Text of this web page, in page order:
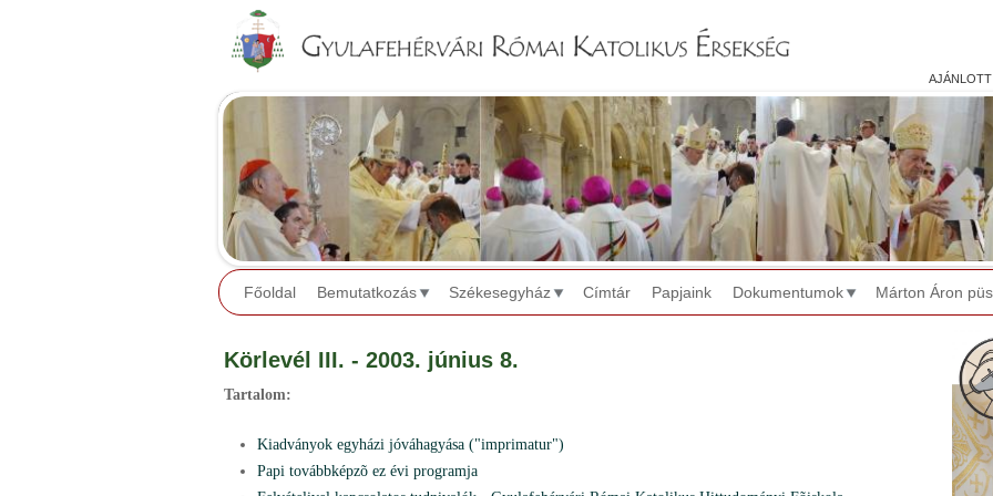
ajánlott
Főoldal Bemutatkozás Székesegyház Címtár Papjaink Dokumentumok Márton Áron
Körlevél III. - 2003. június 8.
Tartalom:
Kiadványok egyházi jóváhagyása ("imprimatur")
Papi továbbképzõ ez évi programja